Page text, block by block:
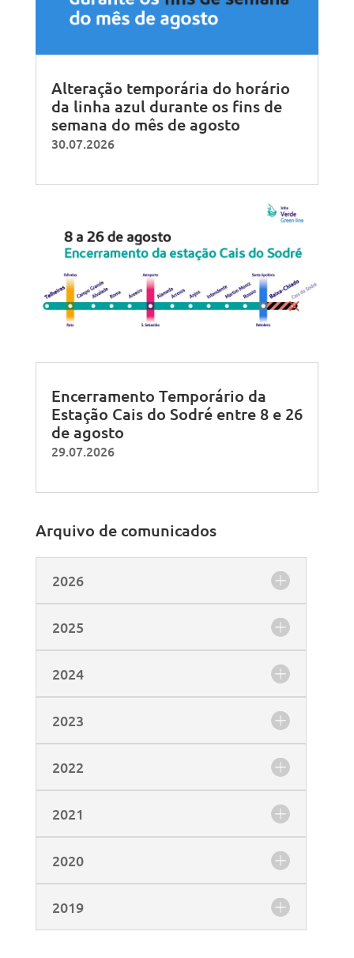
Alteração temporária do horário
da linha azul durante os fins de
semana do mês de agosto
30.07.2026
Encerramento Temporário da
Estação Cais do Sodré entre 8 e 26
de agosto
29.07.2026
Arquivo de comunicados
2026
2025
2024
2023
2022
2021
2020
2019